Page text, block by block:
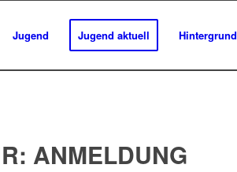
Jugend Jugend aktuell Hintergrund
ANMELDUNG